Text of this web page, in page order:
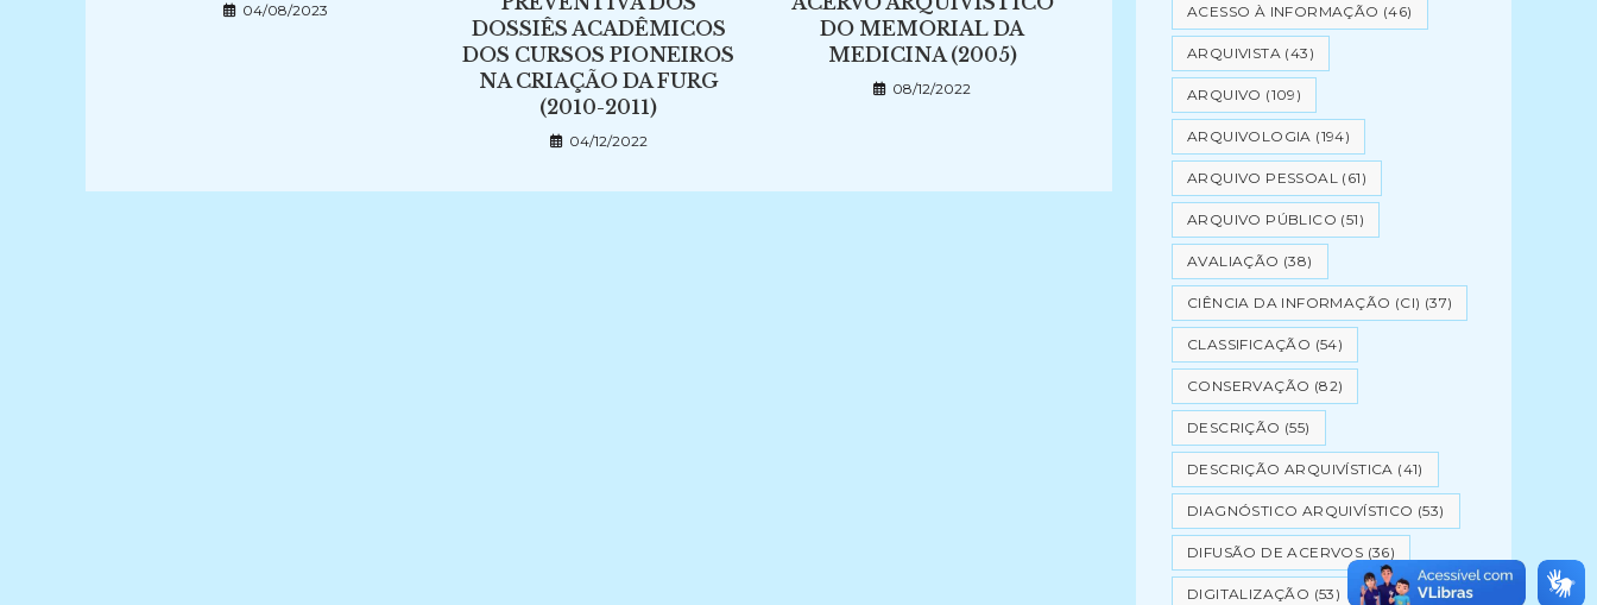
04/08/2023
DOSSIÊS ACADÊMICOS
DOS CURSOS PIONEIROS
NA CRIAÇÃO DA FURG
(2010-2011)
04/12/2022
DO MEMORIAL DA
MEDICINA (2005)
08/12/2022
ACESSO À INFORMAÇÃO (46)
ARQUIVISTA (43)
ARQUIVO (109)
ARQUIVOLOGIA (194)
ARQUIVO PESSOAL (61)
ARQUIVO PÚBLICO (51)
AVALIAÇÃO (38)
CIÊNCIA DA INFORMAÇÃO (CI) (37)
CLASSIFICAÇÃO (54)
CONSERVAÇÃO (82)
DESCRIÇÃO (55)
DESCRIÇÃO ARQUIVÍSTICA (41)
DIAGNÓSTICO ARQUIVÍSTICO (53)
DIFUSÃO DE ACERVOS (36)
DIGITALIZAÇÃO (53)